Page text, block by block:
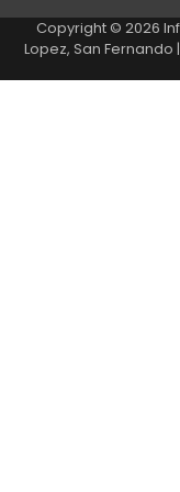
Copyright © 2026
Lopez, San Fernando